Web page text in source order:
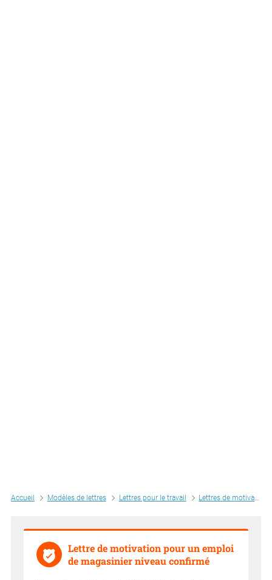
Accueil Modèles de lettres Lettres pour le travail Lettres de motivation par métiers
Lettre de motivation pour un emploi
de magasinier niveau confirmé